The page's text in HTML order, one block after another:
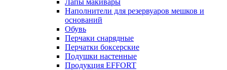
Лапы макивары
Наполнители для резервуаров мешков и
оснований
Обувь
Перчаки снарядные
Перчатки боксерские
Подушки настенные
Продукция EFFORT